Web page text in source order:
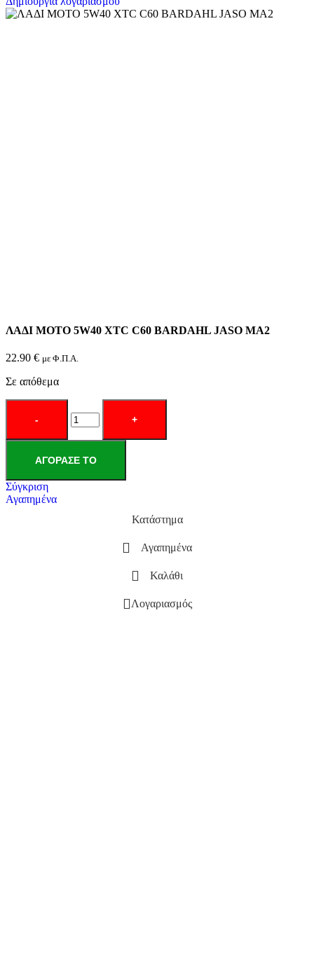
ΛΑΔΙ ΜΟΤΟ 5W40 XTC C60 BARDAHL JASO MA2
22.90 € με Φ.Π.Α.
Σε απόθεμα
ΜΟΤΟ
5W40
XTC
C60
BARDAHL
JASO
ΑΓΌΡΑΣΕ ΤΟ
Σύγκριση
Αγαπημένα
Κατάστημα
Αγαπημένα
Καλάθι
Λογαριασμός